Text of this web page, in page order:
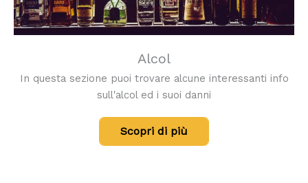
Alcol
In questa sezione puoi trovare alcune interessanti info
sull'alcol ed i suoi danni
Scopri di più